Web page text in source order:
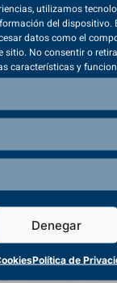
utilizamos
del dispositivo.
datos como el
sitio. No consentir o
características y
Denegar
Política de